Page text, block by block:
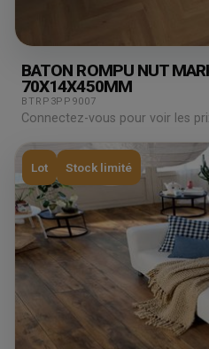
BATON ROMPU NUT
70X14X450MM
BTRP3PP9007
Connectez-vous pour voir les
Lot Stock limité